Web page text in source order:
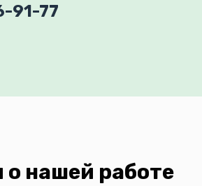
91-77
нашей работе